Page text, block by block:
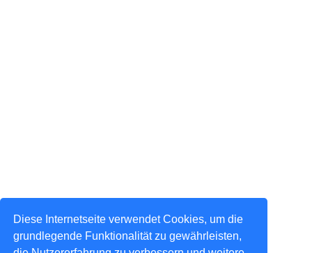
Diese Internetseite verwendet Cookies, um die
grundlegende Funktionalität zu gewährleisten,